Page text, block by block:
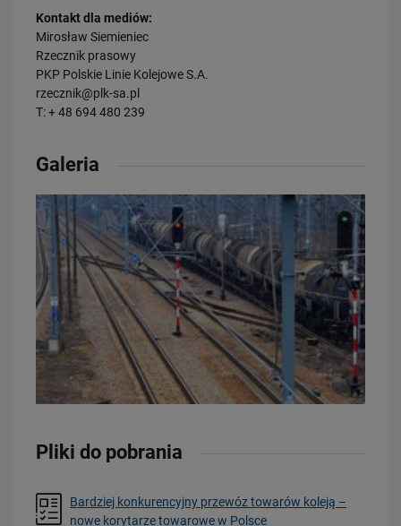
Kontakt dla mediów:
Mirosław Siemieniec
Rzecznik prasowy
PKP Polskie Linie Kolejowe S.A.
rzecznik@plk-sa.pl
T: + 48 694 480 239
Galeria
Pliki do pobrania
Bardziej konkurencyjny przewóz towarów koleją –
nowe korytarze towarowe w Polsce